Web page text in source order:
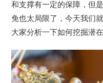
和支撑有一定的保障，但
免也太局限了，今天我们
大家分析一下如何挖掘潜